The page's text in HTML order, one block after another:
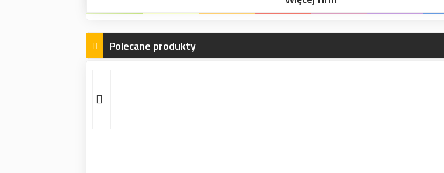
Polecane produkty